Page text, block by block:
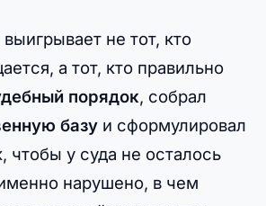
не тот, кто
а тот, кто правильно
порядок, собрал
базу и сформулировал
чтобы у суда не осталось
нарушено, в чем